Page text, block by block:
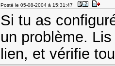
Posté le 05-08-2004 à 15:31:47
Si tu as
un problème.
lien, et vérifie